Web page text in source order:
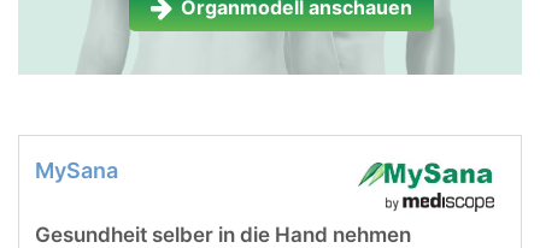
Organmodell anschauen
MySana
Gesundheit selber in die Hand nehmen